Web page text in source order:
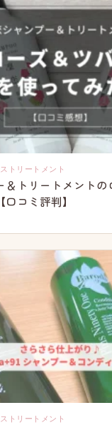
トリートメント
＆トリートメントの
コミ評判】
トリートメント